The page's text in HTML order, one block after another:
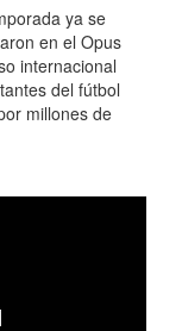
ya se
en el Opus
internacional
del fútbol
millones de